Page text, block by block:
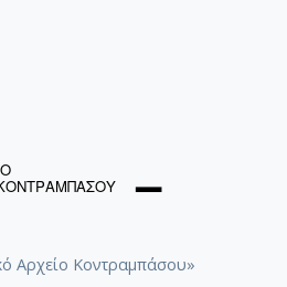
Αρχείο Κοντραμπάσου»